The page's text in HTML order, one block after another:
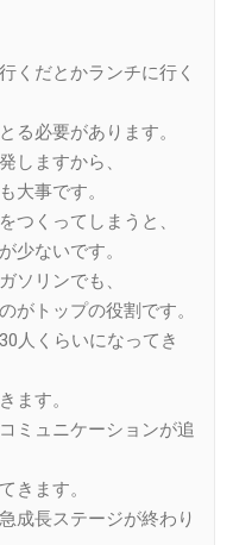
くだとかランチに行く
る必要があります。
しますから、
大事です。
つくってしまうと、
少ないです。
ソリンでも、
がトップの役割です。
人くらいになってき
ます。
ミュニケーションが追
きます。
成長ステージが終わり